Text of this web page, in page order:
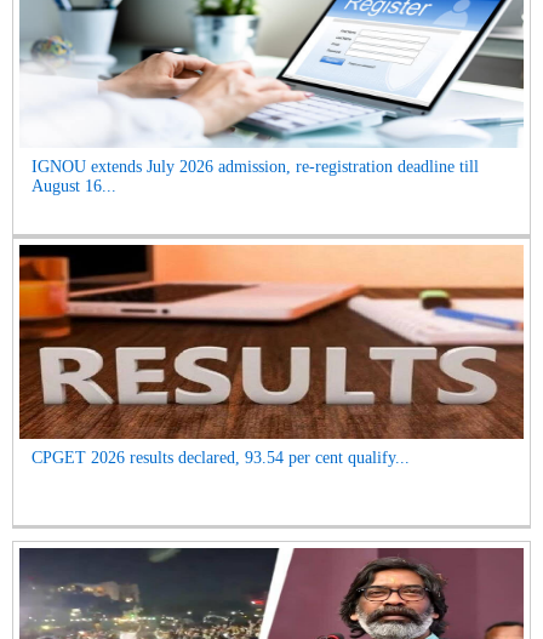
IGNOU extends July 2026 admission, re-registration deadline till
August 16...
CPGET 2026 results declared, 93.54 per cent qualify...